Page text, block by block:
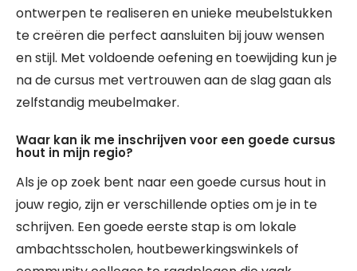
ontwerpen te realiseren en unieke meubelstukken
te creëren die perfect aansluiten bij jouw wensen
en stijl. Met voldoende oefening en toewijding kun je
na de cursus met vertrouwen aan de slag gaan als
zelfstandig meubelmaker.
Waar kan ik me inschrijven voor een goede cursus
hout in mijn regio?
Als je op zoek bent naar een goede cursus hout in
jouw regio, zijn er verschillende opties om je in te
schrijven. Een goede eerste stap is om lokale
ambachtsscholen, houtbewerkingswinkels of